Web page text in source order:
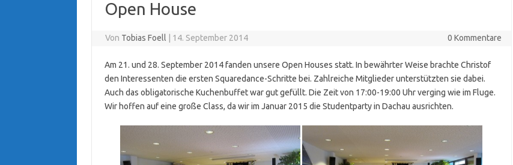
Open House
Von Tobias Foell 14. September 2014 0 Kommentare
Am 21. und 28. September 2014 fanden unsere Open Houses statt. In bewährter Weise brachte Christof
den Interessenten die ersten Squaredance-Schritte bei. Zahlreiche Mitglieder unterstützten sie dabei.
Auch das obligatorische Kuchenbuffet war gut gefüllt. Die Zeit von 17:00-19:00 Uhr verging wie im Fluge.
Wir hoffen auf eine große Class, da wir im Januar 2015 die Studentparty in Dachau ausrichten.